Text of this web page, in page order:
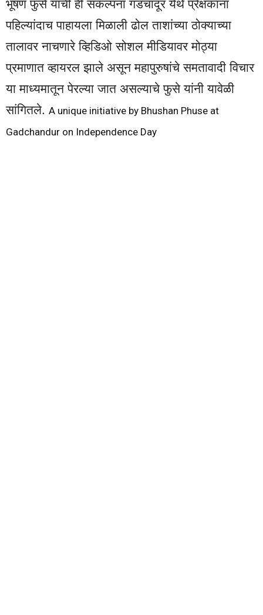
भूषण फुसे यांची ही संकल्पना गडचांदूर येथे प्रेक्षकांना
पहिल्यांदाच पाहायला मिळाली ढोल ताशांच्या ठोक्याच्या
तालावर नाचणारे व्हिडिओ सोशल मीडियावर मोठ्या
प्रमाणात व्हायरल झाले असून महापुरुषांचे समतावादी विचार
या माध्यमातून पेरल्या जात असल्याचे फुसे यांनी यावेळी
सांगितले. A unique initiative by Bhushan Phuse at
Gadchandur on Independence Day